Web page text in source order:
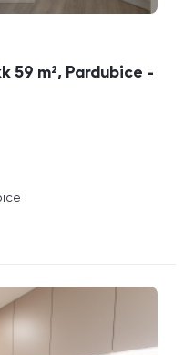
59 m², Pardubice -